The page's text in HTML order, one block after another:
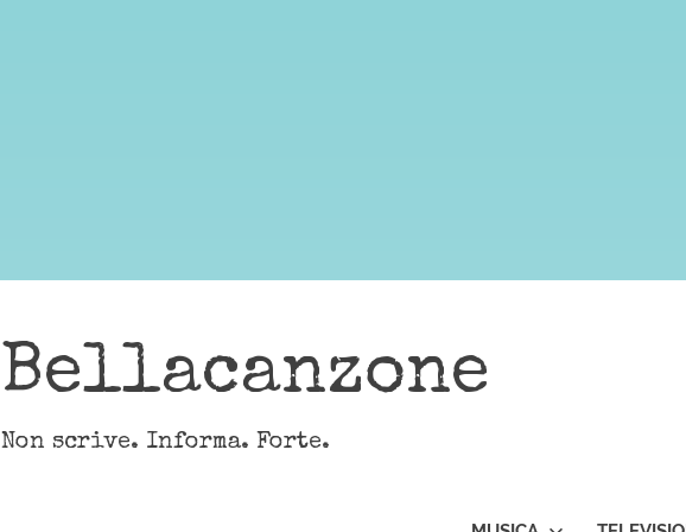
Bellacanzone
Non scrive. Informa. Forte.